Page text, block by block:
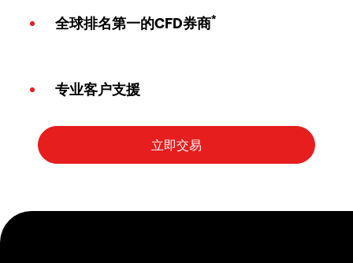
全球排名第一的CFD券商*
专业客户支援